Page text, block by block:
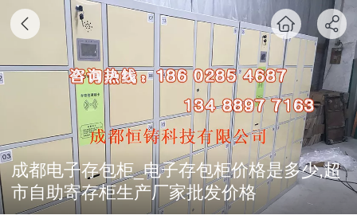
成都电子存包柜_电子存包柜价格是多少,超
市自助寄存柜生产厂家批发价格